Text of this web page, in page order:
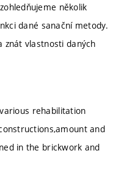
několik
dané sanační metody.
znát vlastnosti daných
rehabilitation
and
in the brickwork and